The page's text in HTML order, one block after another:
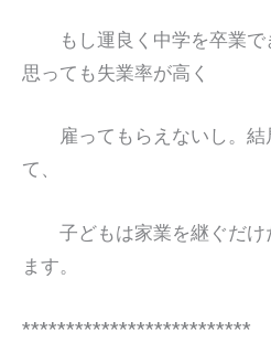
もし運良く中学を卒業で
思っても失業率が高く
雇ってもらえないし。結
て、
子どもは家業を継ぐだけ
ます。
**************************